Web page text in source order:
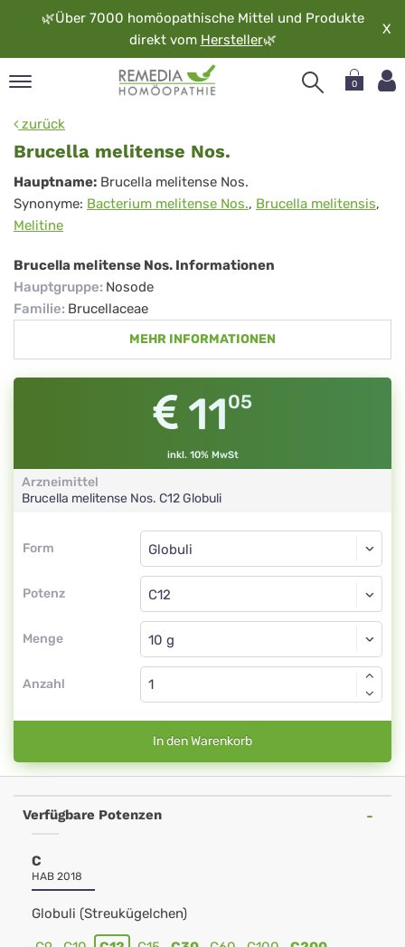
🌿Über 7000 homöopathische Mittel und Produkte
direkt vom Hersteller🌿
X
0
zurück
Brucella melitense Nos.
Brucella
melitense
Nos.
Hauptname: Brucella melitense Nos.
Synonyme: Bacterium melitense Nos., Brucella melitensis,
Melitine
Brucella melitense Nos. Informationen
Hauptgruppe: Nosode
Familie: Brucellaceae
MEHR INFORMATIONEN
1105
inkl. 10% MwSt
Arzneimittel
Brucella melitense Nos. C12Globuli
Form
Form
Potenz
Globuli
C12
Menge
Globuli
Anzahl
In den Warenkorb
Verfügbare Potenzen
C
HAB 2018
Globuli (Streukügelchen)